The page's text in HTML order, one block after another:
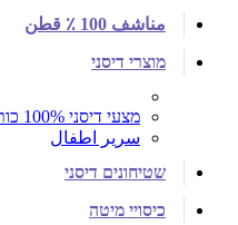
مناشف 100 ٪ قطن
מוצרי דיסני
מצעי דיסני 100% כותנה
سرير اطفال
שטיחונים דיסני
כיסויי מיטה